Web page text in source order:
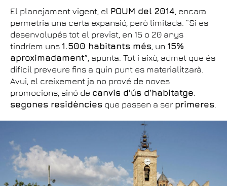
El planejament vigent, el POUM del 2014 , encara
permetria una certa expansió, però limitada. “Si es
desenvolupés tot el previst, en 15 o 20 anys
tindríem uns 1.500 habitants més , un 15%
aproximadament”, apunta. Tot i això, admet que és
difícil preveure fins a quin punt es materialitzarà.
Avui, el creixement ja no prové de noves
promocions, sinó de canvis d’ús d’habitatge:
segones residències que passen a ser primeres